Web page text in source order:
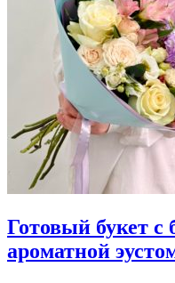
Готовый букет с
ароматной